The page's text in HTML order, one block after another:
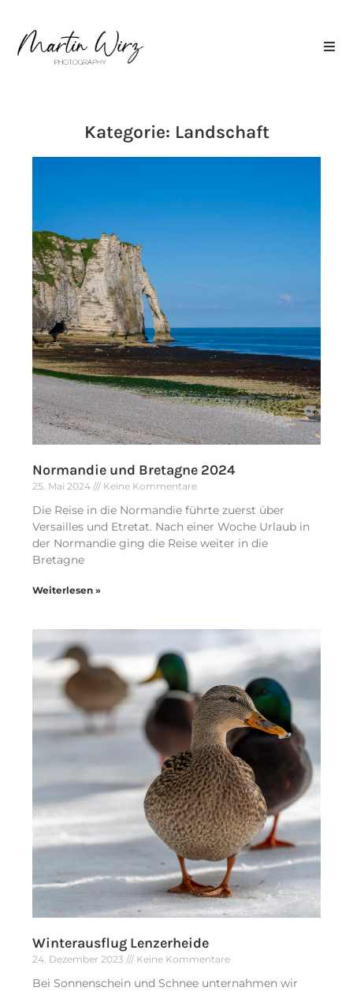
Kategorie: Landschaft
Normandie und Bretagne 2024
25. Mai 2024 Keine Kommentare
Die Reise in die Normandie führte zuerst über
Versailles und Etretat. Nach einer Woche Urlaub in
der Normandie ging die Reise weiter in die
Bretagne
Weiterlesen »
Winterausflug Lenzerheide
24. Dezember 2023 Keine Kommentare
Bei Sonnenschein und Schnee unternahmen wir